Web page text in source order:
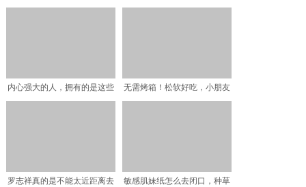
内心强大的人，拥有的是这些
无需烤箱！松软好吃，小朋友
罗志祥真的是不能太近距离去
敏感肌妹纸怎么去闭口，种草